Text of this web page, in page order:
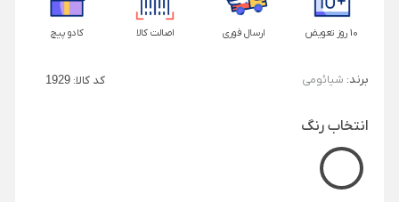
10 روز تعویض ارسال فوری اصالت کالا کادو پیچ
برند: شیائومی کد کالا:1929
انتخاب رنگ